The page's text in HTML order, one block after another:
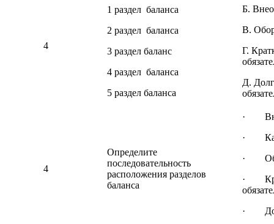
4
1 раздел баланса
2 раздел баланса
3 раздел баланс
4 раздел баланса
5 раздел баланса
Б.
В.
Г.
Д.
4
Определите
последовательность
расположения разделов
баланса
·
·
·
·
·